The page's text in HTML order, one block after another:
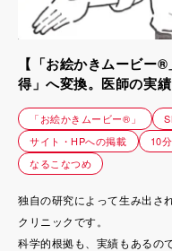
【「お絵かきムービー
得」へ変換。医師の実
ランディングムービー
「お絵かきムービー®」
サイト・HPへの掲載
10
なるこなつめ
独自の研究によって生み出さ
クリニックです。
科学的根拠も、実績もあるの